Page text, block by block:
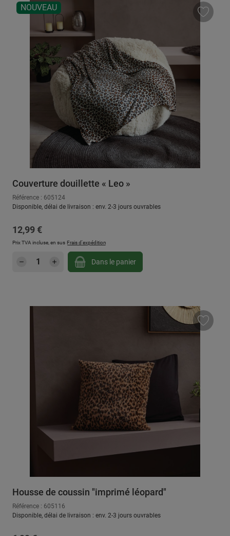
NOUVEAU
Couverture douillette « Leo »
Référence : 605124
Disponible, délai de livraison : env. 2-3 jours ouvrables
Prix régulier :
12,99 €
Prix TVA incluse, en sus Frais d'expédition
Quantité de produit : Entrez la quantité
Dans le panier
Housse de coussin "imprimé léopard"
Référence : 605116
Disponible, délai de livraison : env. 2-3 jours ouvrables